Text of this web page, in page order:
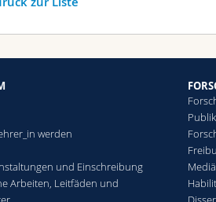
werden
und Einschreibung
Arbeiten, Leitfäden und